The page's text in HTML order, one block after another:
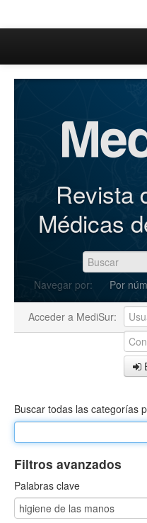
Inicio
Iniciar sesión
Registrarse
Revista
Médicas
Navegar por: Por
Acceder a MediSur:
Buscar todas las categorías
Filtros avanzados
Palabras clave